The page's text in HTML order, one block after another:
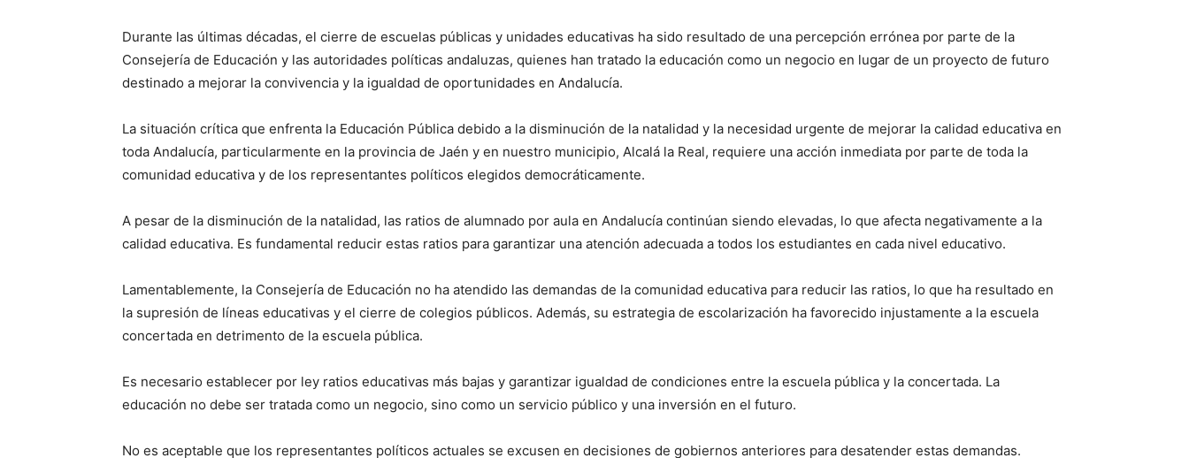
Durante las últimas décadas, el cierre de escuelas públicas y unidades educativas ha sido resultado de una percepción errónea por parte de la
Consejería de Educación y las autoridades políticas andaluzas, quienes han tratado la educación como un negocio en lugar de un proyecto de futuro
destinado a mejorar la convivencia y la igualdad de oportunidades en Andalucía.
La situación crítica que enfrenta la Educación Pública debido a la disminución de la natalidad y la necesidad urgente de mejorar la calidad educativa en
toda Andalucía, particularmente en la provincia de Jaén y en nuestro municipio, Alcalá la Real, requiere una acción inmediata por parte de toda la
comunidad educativa y de los representantes políticos elegidos democráticamente.
A pesar de la disminución de la natalidad, las ratios de alumnado por aula en Andalucía continúan siendo elevadas, lo que afecta negativamente a la
calidad educativa. Es fundamental reducir estas ratios para garantizar una atención adecuada a todos los estudiantes en cada nivel educativo.
Lamentablemente, la Consejería de Educación no ha atendido las demandas de la comunidad educativa para reducir las ratios, lo que ha resultado en
la supresión de líneas educativas y el cierre de colegios públicos. Además, su estrategia de escolarización ha favorecido injustamente a la escuela
concertada en detrimento de la escuela pública.
Es necesario establecer por ley ratios educativas más bajas y garantizar igualdad de condiciones entre la escuela pública y la concertada. La
educación no debe ser tratada como un negocio, sino como un servicio público y una inversión en el futuro.
No es aceptable que los representantes políticos actuales se excusen en decisiones de gobiernos anteriores para desatender estas demandas.